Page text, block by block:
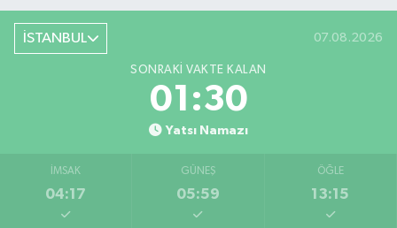
İSTANBUL 07.08.2026
SONRAKI VAKTE KALAN
01:29
Yatsı Namazı
İMSAK
04:17
GÜNEŞ
05:59
ÖĞLE
13:15